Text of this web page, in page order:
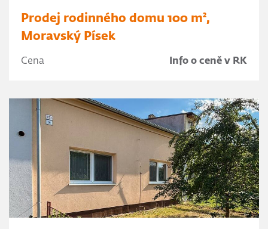
Prodej rodinného domu 100 m²,
Moravský Písek
Cena Info o ceně v RK